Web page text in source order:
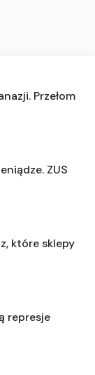
Przełom
ZUS
które sklepy
represje